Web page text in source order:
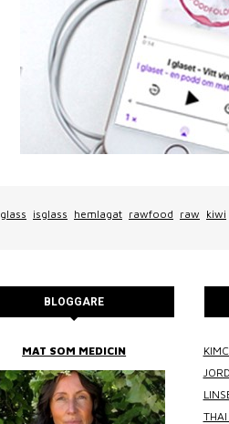
glass isglass hemlagat rawfood raw kiwi
BLOGGARE
MAT SOM MEDICIN